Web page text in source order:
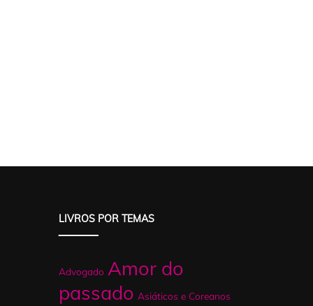
LIVROS POR TEMAS
Advogado Amor do
passado Asiáticos e Coreanos